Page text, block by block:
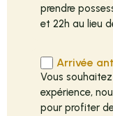
prendre
et 22h au lieu
Arrivée
Vous
expérience,
pour profiter